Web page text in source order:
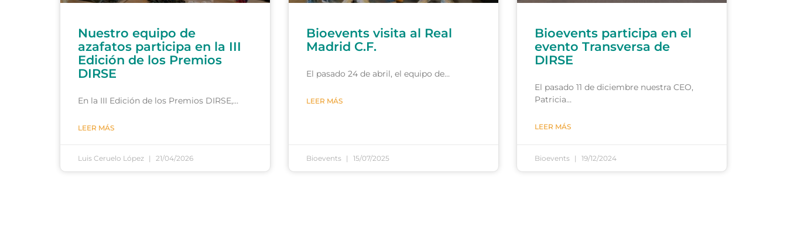
Nuestro equipo de
azafatos participa en la III
Edición de los Premios
DIRSE
En la III Edición de los Premios DIRSE,…
LEER MÁS
Luis Ceruelo López 21/04/2026
Bioevents visita al Real
Madrid C.F.
El pasado 24 de abril, el equipo de…
LEER MÁS
Bioevents 15/07/2025
Bioevents participa en el
evento Transversa de
DIRSE
El pasado 11 de diciembre nuestra CEO,
Patricia…
LEER MÁS
Bioevents 19/12/2024